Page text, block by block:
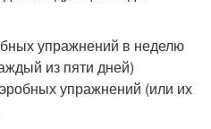
упражнений в неделю
из пяти дней)
упражнений (или их